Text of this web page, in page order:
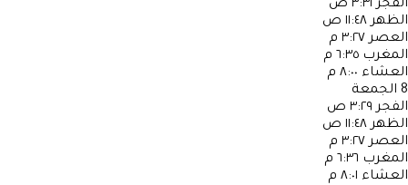
الفجر ٣:٣١ ص
الظهر ١١:٤٨ ص
العصر ٣:٢٧ م
المغرب ٦:٣٥ م
العشاء ٨:٠٠ م
8 الجمعة
الفجر ٣:٢٩ ص
الظهر ١١:٤٨ ص
العصر ٣:٢٧ م
المغرب ٦:٣٦ م
العشاء ٨:٠١ م